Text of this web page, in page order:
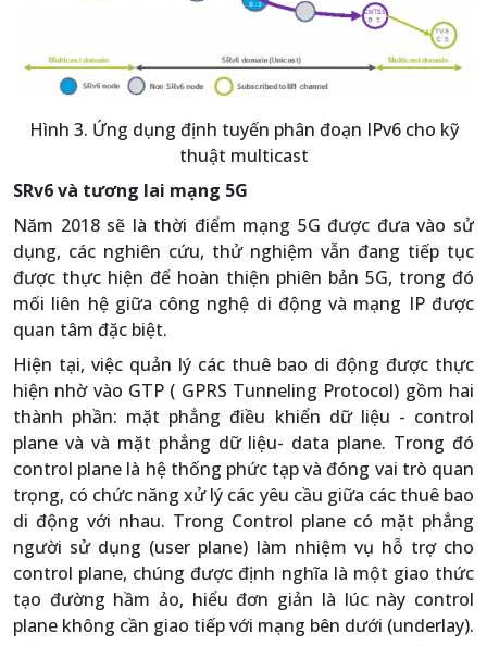
Hình 3. Ứng dụng định tuyến phân đoạn IPv6 cho kỹ
thuật multicast
SRv6 và tương lai mạng 5G
Năm 2018 sẽ là thời điểm mạng 5G được đưa vào sử
dụng, các nghiên cứu, thử nghiệm vẫn đang tiếp tục
được thực hiện để hoàn thiện phiên bản 5G, trong đó
mối liên hệ giữa công nghệ di động và mạng IP được
quan tâm đặc biệt.
Hiện tại, việc quản lý các thuê bao di động được thực
hiện nhờ vào GTP ( GPRS Tunneling Protocol) gồm hai
thành phần: mặt phẳng điều khiển dữ liệu - control
plane và và mặt phẳng dữ liệu- data plane. Trong đó
control plane là hệ thống phức tạp và đóng vai trò quan
trọng, có chức năng xử lý các yêu cầu giữa các thuê bao
di động với nhau. Trong Control plane có mặt phẳng
người sử dụng (user plane) làm nhiệm vụ hỗ trợ cho
control plane, chúng được định nghĩa là một giao thức
tạo đường hầm ảo, hiểu đơn giản là lúc này control
plane không cần giao tiếp với mạng bên dưới (underlay).